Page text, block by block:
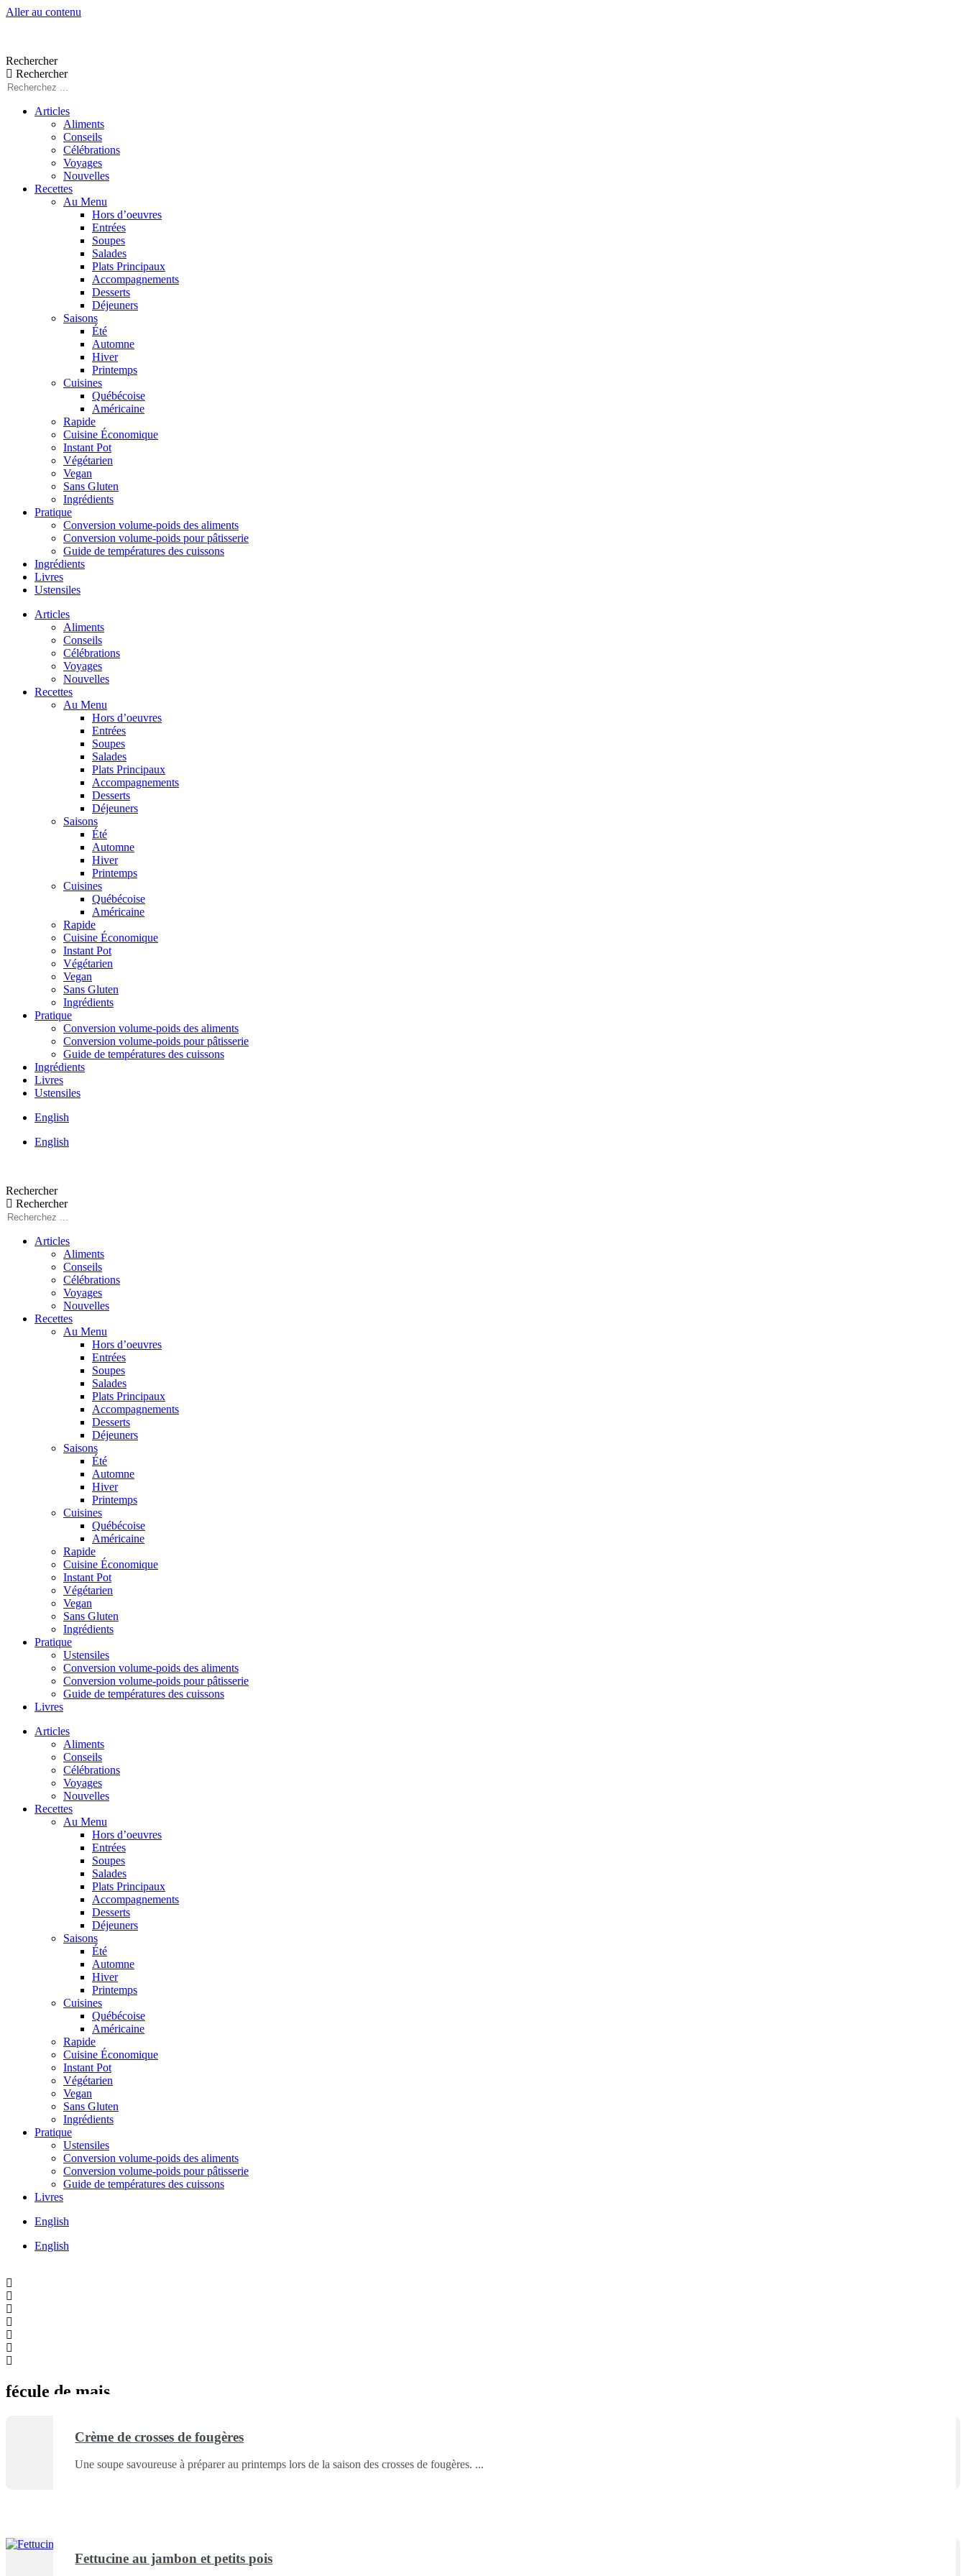
Aller au contenu
Rechercher
Rechercher
Articles
Aliments
Conseils
Célébrations
Voyages
Nouvelles
Recettes
Au Menu
Hors d’oeuvres
Entrées
Soupes
Salades
Plats Principaux
Accompagnements
Desserts
Déjeuners
Saisons
Été
Automne
Hiver
Printemps
Cuisines
Québécoise
Américaine
Rapide
Cuisine Économique
Instant Pot
Végétarien
Vegan
Sans Gluten
Ingrédients
Pratique
Conversion volume-poids des aliments
Conversion volume-poids pour pâtisserie
Guide de températures des cuissons
Ingrédients
Livres
Ustensiles
Articles
Aliments
Conseils
Célébrations
Voyages
Nouvelles
Recettes
Au Menu
Hors d’oeuvres
Entrées
Soupes
Salades
Plats Principaux
Accompagnements
Desserts
Déjeuners
Saisons
Été
Automne
Hiver
Printemps
Cuisines
Québécoise
Américaine
Rapide
Cuisine Économique
Instant Pot
Végétarien
Vegan
Sans Gluten
Ingrédients
Pratique
Conversion volume-poids des aliments
Conversion volume-poids pour pâtisserie
Guide de températures des cuissons
Ingrédients
Livres
Ustensiles
English
English
Rechercher
Rechercher
Articles
Aliments
Conseils
Célébrations
Voyages
Nouvelles
Recettes
Au Menu
Hors d’oeuvres
Entrées
Soupes
Salades
Plats Principaux
Accompagnements
Desserts
Déjeuners
Saisons
Été
Automne
Hiver
Printemps
Cuisines
Québécoise
Américaine
Rapide
Cuisine Économique
Instant Pot
Végétarien
Vegan
Sans Gluten
Ingrédients
Pratique
Ustensiles
Conversion volume-poids des aliments
Conversion volume-poids pour pâtisserie
Guide de températures des cuissons
Livres
Articles
Aliments
Conseils
Célébrations
Voyages
Nouvelles
Recettes
Au Menu
Hors d’oeuvres
Entrées
Soupes
Salades
Plats Principaux
Accompagnements
Desserts
Déjeuners
Saisons
Été
Automne
Hiver
Printemps
Cuisines
Québécoise
Américaine
Rapide
Cuisine Économique
Instant Pot
Végétarien
Vegan
Sans Gluten
Ingrédients
Pratique
Ustensiles
Conversion volume-poids des aliments
Conversion volume-poids pour pâtisserie
Guide de températures des cuissons
Livres
English
English
fécule de mais
Crème de crosses de fougères
Une soupe savoureuse à préparer au printemps lors de la saison des crosses de fougères.
Fettucine au jambon et petits pois